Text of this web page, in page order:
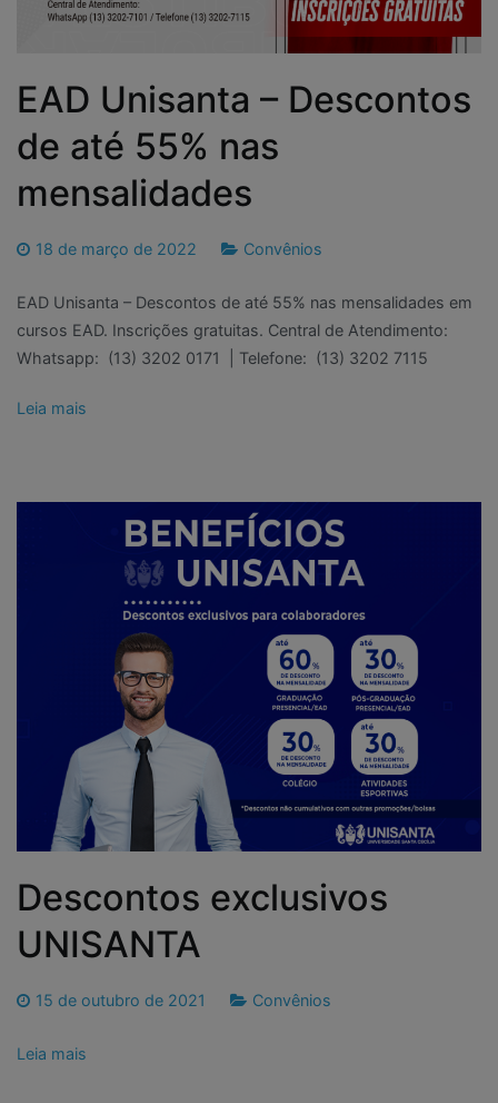
EAD Unisanta – Descontos
de até 55% nas
mensalidades
18 de março de 2022 Convênios
EAD Unisanta – Descontos de até 55% nas mensalidades em
cursos EAD. Inscrições gratuitas. Central de Atendimento:
Whatsapp: (13) 3202 0171 | Telefone: (13) 3202 7115
Leia mais
Descontos exclusivos
UNISANTA
15 de outubro de 2021 Convênios
Leia mais